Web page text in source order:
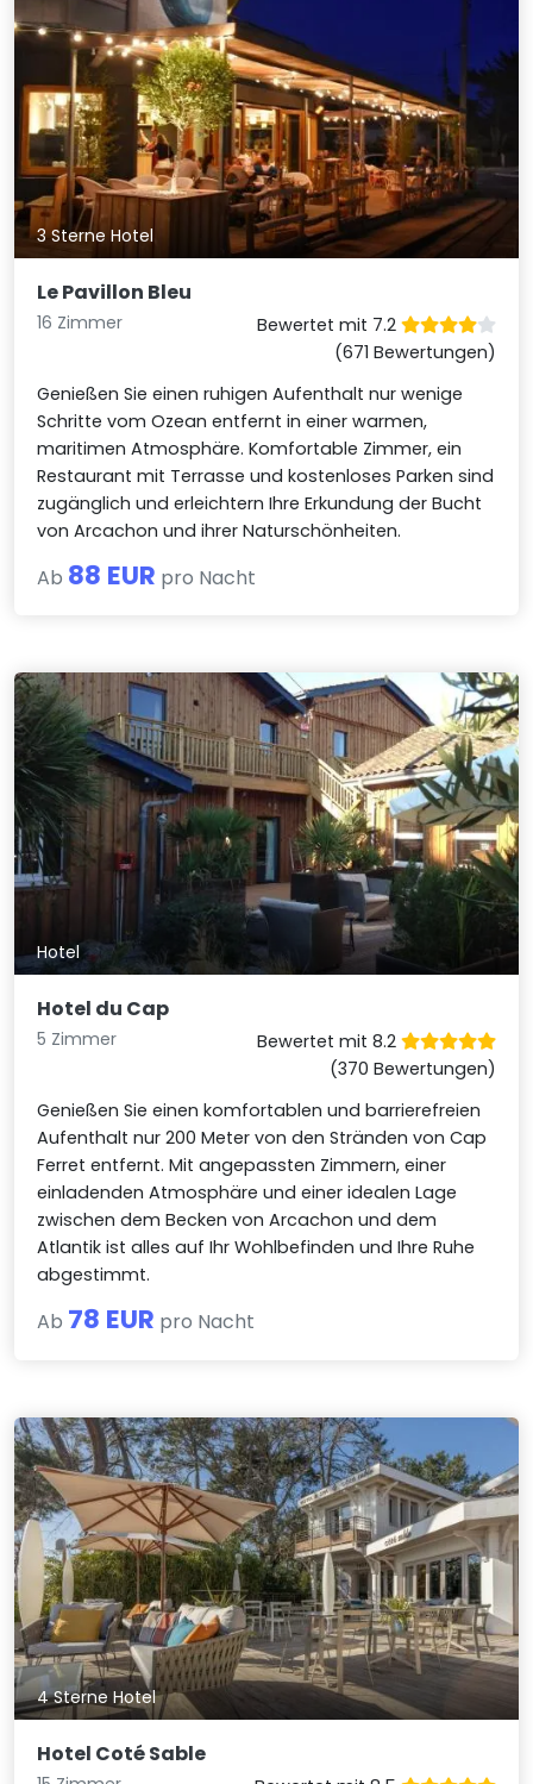
3 Sterne Hotel
Le Pavillon Bleu
16 Zimmer
Bewertet mit 7.2
(671 Bewertungen)
Genießen Sie einen ruhigen Aufenthalt nur wenige
Schritte vom Ozean entfernt in einer warmen,
maritimen Atmosphäre. Komfortable Zimmer, ein
Restaurant mit Terrasse und kostenloses Parken sind
zugänglich und erleichtern Ihre Erkundung der Bucht
von Arcachon und ihrer Naturschönheiten.
Ab 88 EUR pro Nacht
Hotel
Hotel du Cap
5 Zimmer
Bewertet mit 8.2
(370 Bewertungen)
Genießen Sie einen komfortablen und barrierefreien
Aufenthalt nur 200 Meter von den Stränden von Cap
Ferret entfernt. Mit angepassten Zimmern, einer
einladenden Atmosphäre und einer idealen Lage
zwischen dem Becken von Arcachon und dem
Atlantik ist alles auf Ihr Wohlbefinden und Ihre Ruhe
abgestimmt.
Ab 78 EUR pro Nacht
4 Sterne Hotel
Hotel Coté Sable